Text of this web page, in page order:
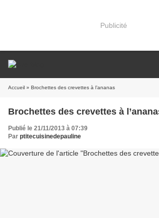
Publicité
Accueil » Brochettes des crevettes à l’ananas
Brochettes des crevettes à
Publié le 21/11/2013 à 07:39
Par ptitecuisinedepauline